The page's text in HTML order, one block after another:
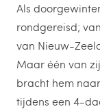
Als
rondgereisd;
van Nieuw-
Maar één van
bracht hem
tijdens een 4-